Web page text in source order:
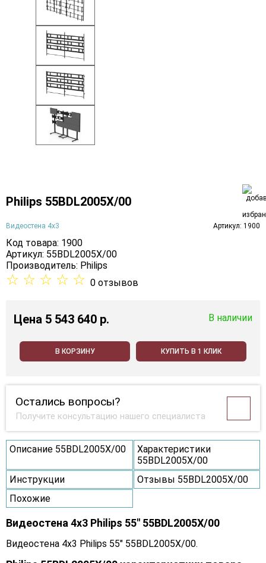
Philips 55BDL2005X/00
Видеостена 4х3 Артикул: 1900
Код товара: 1900
Артикул: 55BDL2005X/00
Производитель: Philips
☆ ☆ ☆ ☆ ☆ 0 отзывов
Цена 5 543 640 p. В наличии
В КОРЗИНУ КУПИТЬ В 1 КЛИК
Остались вопросы?
Получите консультацию нашего специалиста
Описание 55BDL2005X/00
Характеристики
55BDL2005X/00
Инструкции
Отзывы 55BDL2005X/00
Похожие
Видеостена 4x3 Philips 55" 55BDL2005X/00
Видеостена 4x3 Philips 55" 55BDL2005X/00.